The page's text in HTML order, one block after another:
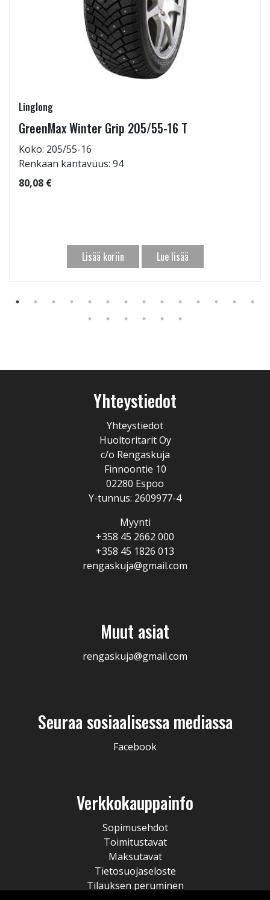
Linglong
GreenMax Winter Grip 205/55-16 T
Koko: 205/55-16
Renkaan kantavuus: 94
80,08 €
Lisää koriin Lue lisää
Yhteystiedot
Yhteystiedot
Huoltoritarit Oy
c/o Rengaskuja
Finnoontie 10
02280 Espoo
Y-tunnus: 2609977-4
Myynti
+358 45 2662 000
+358 45 1826 013
rengaskuja@gmail.com
Muut asiat
rengaskuja@gmail.com
Seuraa sosiaalisessa mediassa
Facebook
Verkkokauppainfo
Sopimusehdot
Toimitustavat
Maksutavat
Tietosuojaseloste
Tilauksen peruminen